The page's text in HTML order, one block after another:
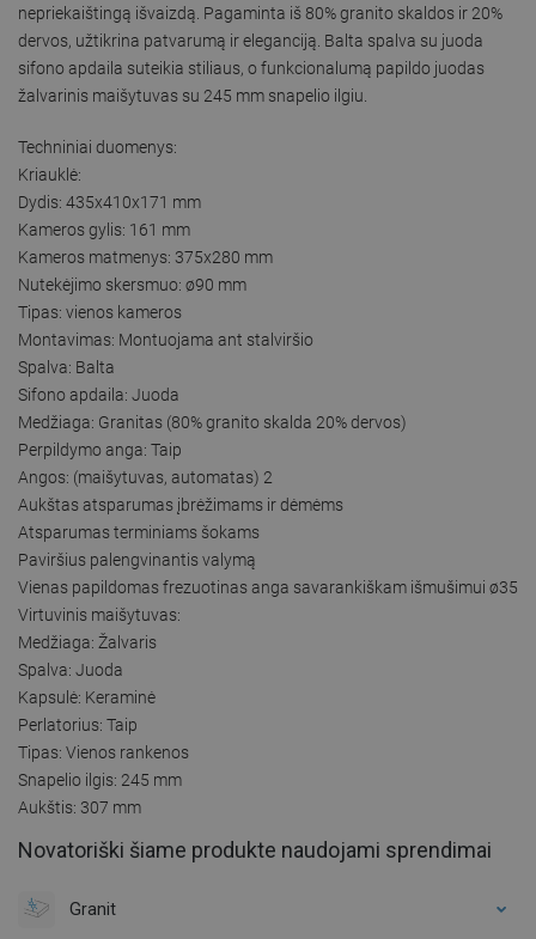
nepriekaištingą išvaizdą. Pagaminta iš 80% granito skaldos ir 20%
dervos, užtikrina patvarumą ir eleganciją. Balta spalva su juoda
sifono apdaila suteikia stiliaus, o funkcionalumą papildo juodas
žalvarinis maišytuvas su 245 mm snapelio ilgiu.
Techniniai duomenys:
Kriauklė:
Dydis: 435x410x171 mm
Kameros gylis: 161 mm
Kameros matmenys: 375x280 mm
Nutekėjimo skersmuo: ø90 mm
Tipas: vienos kameros
Montavimas: Montuojama ant stalviršio
Spalva: Balta
Sifono apdaila: Juoda
Medžiaga: Granitas (80% granito skalda 20% dervos)
Perpildymo anga: Taip
Angos: (maišytuvas, automatas) 2
Aukštas atsparumas įbrėžimams ir dėmėms
Atsparumas terminiams šokams
Paviršius palengvinantis valymą
Vienas papildomas frezuotinas anga savarankiškam išmušimui ø35
Virtuvinis maišytuvas:
Medžiaga: Žalvaris
Spalva: Juoda
Kapsulė: Keraminė
Perlatorius: Taip
Tipas: Vienos rankenos
Snapelio ilgis: 245 mm
Aukštis: 307 mm
Novatoriški šiame produkte naudojami sprendimai
Granit